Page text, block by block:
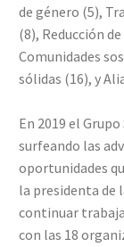
de género (5),
(8), Reducción
Comunidades
sólidas (16), y
En 2019 el
surfeando las
oportunidades
la presidenta de
continuar
con las 18